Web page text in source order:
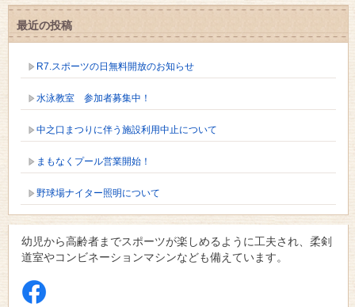
最近の投稿
R7.スポーツの日無料開放のお知らせ
水泳教室 参加者募集中！
中之口まつりに伴う施設利用中止について
まもなくプール営業開始！
野球場ナイター照明について
幼児から高齢者までスポーツが楽しめるように工夫され、柔剣
道室やコンビネーションマシンなども備えています。